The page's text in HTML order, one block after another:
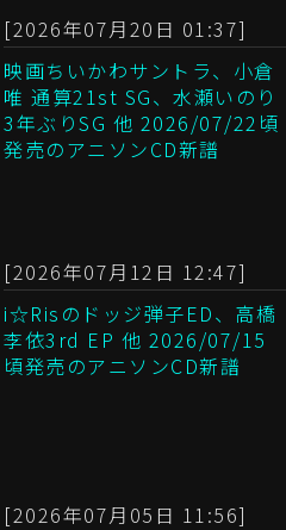
[2026年07月20日 01:37]
映画ちいかわサントラ、小倉
唯 通算21st SG、水瀬いのり
3年ぶりSG 他 2026/07/22頃
発売のアニソンCD新譜
[2026年07月12日 12:47]
i☆Risのドッジ弾子ED、高橋
李依3rd EP 他 2026/07/15
頃発売のアニソンCD新譜
[2026年07月05日 11:56]